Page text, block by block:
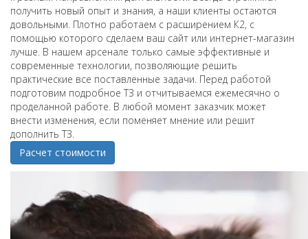
получить новый опыт и знания, а наши клиенты остаются
довольными. Плотно работаем с расширением К2, с
помощью которого сделаем ваш сайт или интернет-магазин
лучше. В нашем арсенале только самые эффективные и
современные технологии, позволяющие решить
практические все поставленные задачи. Перед работой
подготовим подробное ТЗ и отчитываемся ежемесячно о
проделанной работе. В любой момент заказчик может
внести изменения, если поменяет мнение или решит
дополнить ТЗ.
Расчет стоимости